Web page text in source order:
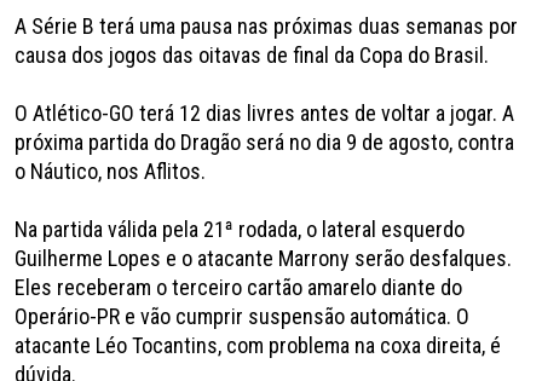
A Série B terá uma pausa nas próximas duas semanas por
causa dos jogos das oitavas de final da Copa do Brasil.
O Atlético-GO terá 12 dias livres antes de voltar a jogar. A
próxima partida do Dragão será no dia 9 de agosto, contra
o Náutico, nos Aflitos.
Na partida válida pela 21ª rodada, o lateral esquerdo
Guilherme Lopes e o atacante Marrony serão desfalques.
Eles receberam o terceiro cartão amarelo diante do
Operário-PR e vão cumprir suspensão automática. O
atacante Léo Tocantins, com problema na coxa direita, é
dúvida.